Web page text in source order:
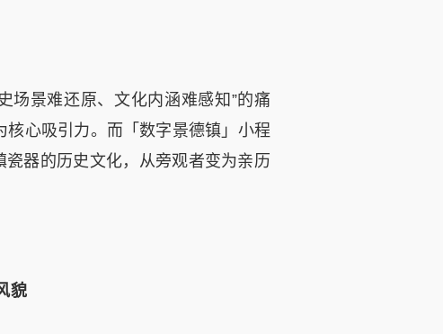
景难还原、文化内涵难感知”的痛
核心吸引力。而「数字景德镇」小程
器的历史文化，从旁观者变为亲历
貌